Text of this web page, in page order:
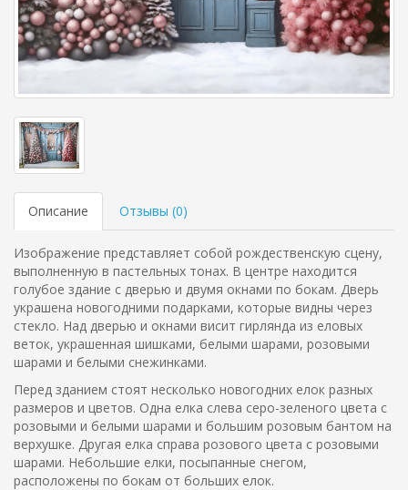
Описание Отзывы (0)
Изображение представляет собой рождественскую сцену,
выполненную в пастельных тонах. В центре находится
голубое здание с дверью и двумя окнами по бокам. Дверь
украшена новогодними подарками, которые видны через
стекло. Над дверью и окнами висит гирлянда из еловых
веток, украшенная шишками, белыми шарами, розовыми
шарами и белыми снежинками.
Перед зданием стоят несколько новогодних елок разных
размеров и цветов. Одна елка слева серо-зеленого цвета с
розовыми и белыми шарами и большим розовым бантом на
верхушке. Другая елка справа розового цвета с розовыми
шарами. Небольшие елки, посыпанные снегом,
расположены по бокам от больших елок.